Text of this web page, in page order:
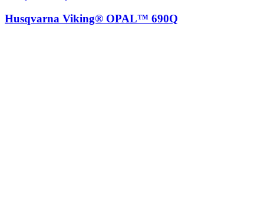
Husqvarna Viking® OPAL™ 690Q